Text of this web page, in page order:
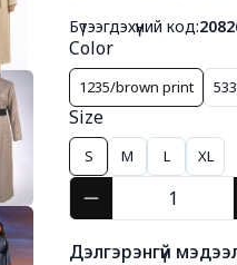
Бүтээгдэхүүний код:
Color
1235/brown print
Size
S M L XL
Дэлгэрэнгүй